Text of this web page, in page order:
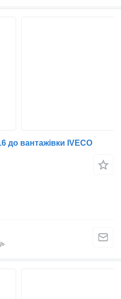
до вантажівки IVECO